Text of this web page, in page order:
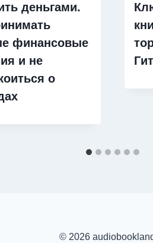
деньгами.
финансовые
и не
о
© 2026